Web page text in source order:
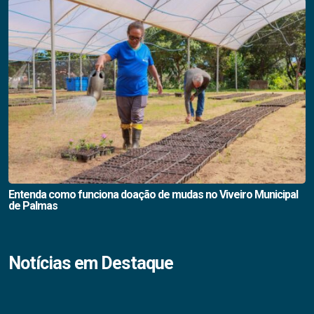
Entenda como funciona doação de mudas no Viveiro Municipal
de Palmas
Notícias em Destaque